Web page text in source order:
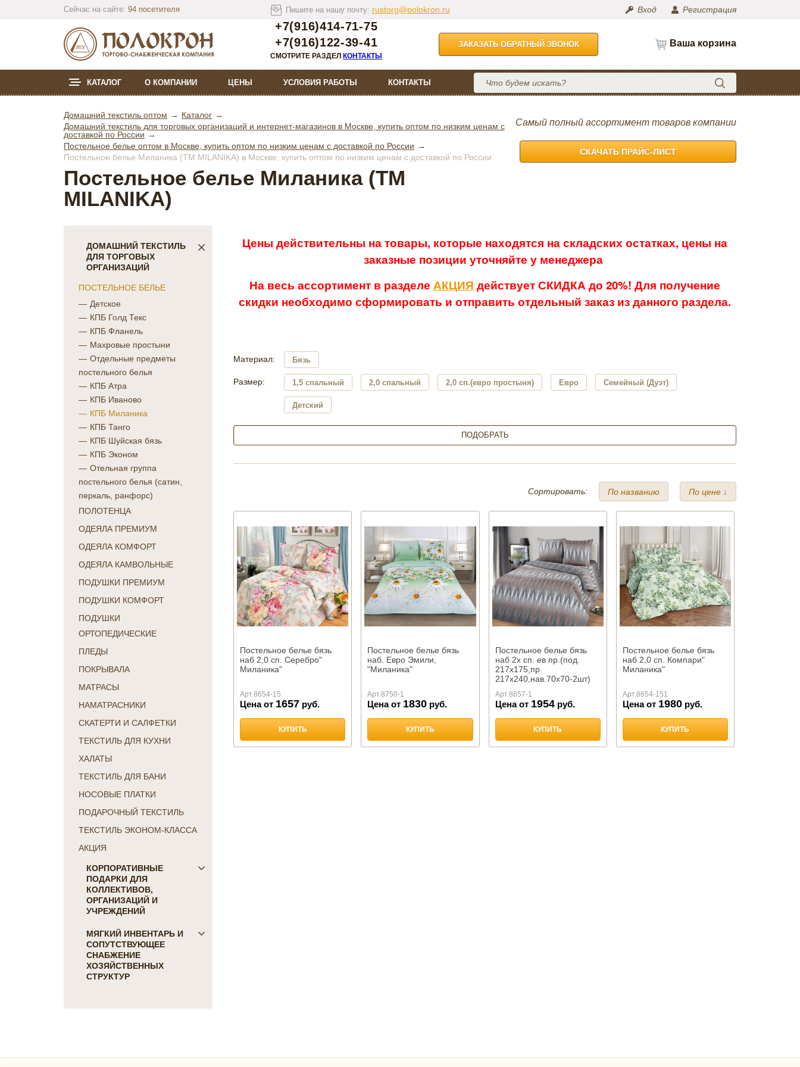
Сейчас на сайте: 94 посетителя Пишите на нашу почту: rustorg@polokron.ru Вход Регистрация
+7(916)414-71-75
+7(916)122-39-41
СМОТРИТЕ РАЗДЕЛКОНТАКТЫ
ЗАКАЗАТЬ ОБРАТНЫЙ ЗВОНОК Ваша корзина
КАТАЛОГ О КОМПАНИИ ЦЕНЫ УСЛОВИЯ РАБОТЫ КОНТАКТЫ
Домашний текстиль оптом
Каталог
Домашний текстиль для торговых организаций и интернет-магазинов в Москве, купить оптом по низким ценам с
доставкой по России
Постельное белье оптом в Москве, купить оптом по низким ценам с доставкой по России
Постельное белье Миланика (ТМ MILANIKA) в Москве, купить оптом по низким ценам с доставкой по России
Постельное белье Миланика (ТМ
MILANIKA)
Самый полный ассортимент товаров компании
СКАЧАТЬ ПРАЙС-ЛИСТ
ДОМАШНИЙ ТЕКСТИЛЬ
ДЛЯ ТОРГОВЫХ
ОРГАНИЗАЦИЙ
ПОСТЕЛЬНОЕ БЕЛЬЕ
Детское
КПБ Голд Текс
КПБ Фланель
Махровые простыни
Отдельные предметы
постельного белья
КПБ Атра
КПБ Иваново
КПБ Миланика
КПБ Танго
КПБ Шуйская бязь
КПБ Эконом
Отельная группа
постельного белья (сатин,
перкаль, ранфорс)
ПОЛОТЕНЦА
ОДЕЯЛА ПРЕМИУМ
ОДЕЯЛА КОМФОРТ
ОДЕЯЛА КАМВОЛЬНЫЕ
ПОДУШКИ ПРЕМИУМ
ПОДУШКИ КОМФОРТ
ПОДУШКИ
ОРТОПЕДИЧЕСКИЕ
ПЛЕДЫ
ПОКРЫВАЛА
МАТРАСЫ
НАМАТРАСНИКИ
СКАТЕРТИ И САЛФЕТКИ
ТЕКСТИЛЬ ДЛЯ КУХНИ
ХАЛАТЫ
ТЕКСТИЛЬ ДЛЯ БАНИ
НОСОВЫЕ ПЛАТКИ
ПОДАРОЧНЫЙ ТЕКСТИЛЬ
ТЕКСТИЛЬ ЭКОНОМ-КЛАССА
АКЦИЯ
КОРПОРАТИВНЫЕ
ПОДАРКИ ДЛЯ
КОЛЛЕКТИВОВ,
ОРГАНИЗАЦИЙ И
УЧРЕЖДЕНИЙ
ПОДАРКИ ДЛЯ КОГО:
Женщинам
Коллегам
Мужчинам
День Победы
МЯГКИЙ ИНВЕНТАРЬ И
СОПУТСТВУЮЩЕЕ
СНАБЖЕНИЕ
ХОЗЯЙСТВЕННЫХ
СТРУКТУР
Цены действительны на товары, которые находятся на складских остатках, цены на
заказные позиции уточняйте у менеджера
На весь ассортимент в разделе АКЦИЯ действует СКИДКА до 20%! Для получение
скидки необходимо сформировать и отправить отдельный заказ из данного раздела.
Материал: Бязь
Размер: 1,5 спальный 2,0 спальный 2,0 сп.(евро простыня) Евро Семейный (Дуэт)
Детский
Сортировать: По названию По цене ↓
Постельное белье бязь
наб 2,0 сп. Серебро"
Миланика"
Арт.8654-15
Цена от 1657 руб.
КУПИТЬ
Постельное белье бязь
наб. Евро Эмили,
"Миланика"
Арт.8750-1
Цена от 1830 руб.
КУПИТЬ
Постельное белье бязь
наб 2х сп. ев пр.(под.
217х175,пр.
217х240,нав.70х70-2шт)
Арт.8657-1
Цена от 1954руб.
КУПИТЬ
Постельное белье бязь
наб 2,0 сп. Компари"
Миланика"
Арт.8654-151
Цена от 1980руб.
КУПИТЬ